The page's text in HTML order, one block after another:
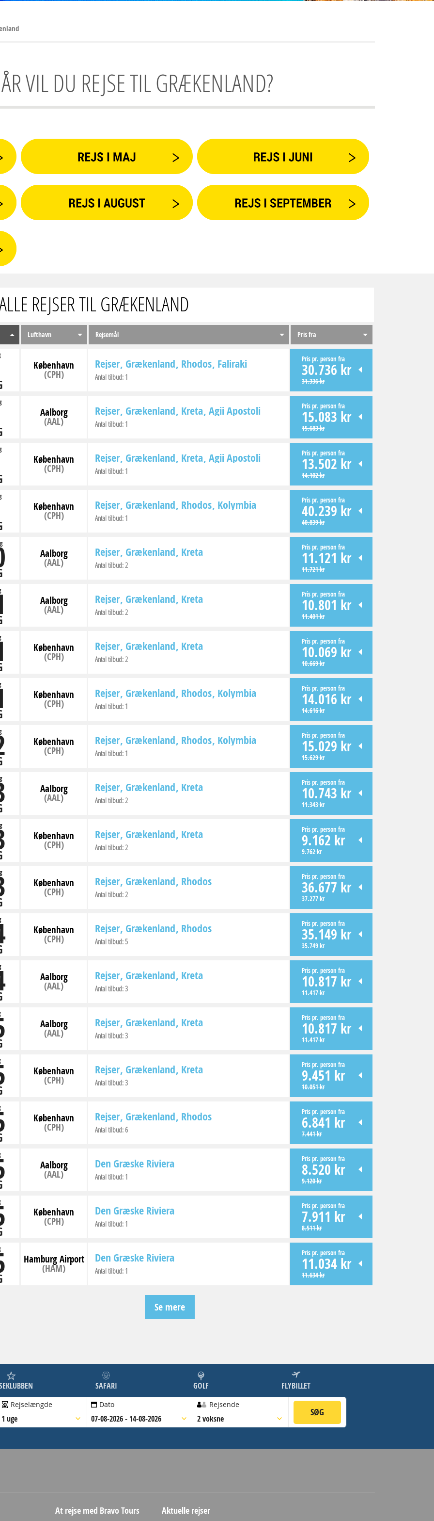
VIL DU REJSE TIL GRÆKENLAND?
REJSER TIL GRÆKENLAND
Lufthavn Rejsemål Pris fra
København
(CPH)
Rejser Grækenland Rhodos Faliraki
Antal tilbud: 1
Pris pr. person fra
30.736 kr
31.336 kr
Aalborg
(AAL)
Rejser Grækenland Kreta Agii Apostoli
Antal tilbud: 1
Pris pr. person fra
15.083 kr
15.683 kr
København
(CPH)
Rejser Grækenland Kreta Agii Apostoli
Antal tilbud: 1
Pris pr. person fra
13.502 kr
14.102 kr
København
(CPH)
Rejser Grækenland Rhodos Kolymbia
Antal tilbud: 1
Pris pr. person fra
40.239 kr
40.839 kr
Aalborg
(AAL)
Rejser Grækenland Kreta
Antal tilbud:2
Pris pr. person fra
11.121 kr
11.721 kr
Aalborg
(AAL)
Rejser Grækenland Kreta
Antal tilbud:2
Pris pr. person fra
10.801 kr
11.401 kr
København
(CPH)
Rejser Grækenland Kreta
Antal tilbud:2
Pris pr. person fra
10.069 kr
10.669 kr
København
(CPH)
Rejser Grækenland Rhodos Kolymbia
Antal tilbud: 1
Pris pr. person fra
14.016 kr
14.616 kr
København
(CPH)
Rejser Grækenland Rhodos Kolymbia
Antal tilbud: 1
Pris pr. person fra
15.029 kr
15.629 kr
Aalborg
(AAL)
Rejser Grækenland Kreta
Antal tilbud:2
Pris pr. person fra
10.743 kr
11.343 kr
København
(CPH)
Rejser Grækenland Kreta
Antal tilbud:2
Pris pr. person fra
9.162 kr
9.762 kr
København
(CPH)
Rejser Grækenland Rhodos
Antal tilbud:2
Pris pr. person fra
36.677 kr
37.277 kr
København
(CPH)
Rejser Grækenland Rhodos
Antal tilbud:5
Pris pr. person fra
35.149 kr
35.749 kr
Aalborg
(AAL)
Rejser Grækenland Kreta
Antal tilbud:3
Pris pr. person fra
10.817 kr
11.417 kr
Aalborg
(AAL)
Rejser Grækenland Kreta
Antal tilbud:3
Pris pr. person fra
10.817 kr
11.417 kr
København
(CPH)
Rejser Grækenland Kreta
Antal tilbud:3
Pris pr. person fra
9.451 kr
10.051 kr
København
(CPH)
Rejser Grækenland Rhodos
Antal tilbud:6
Pris pr. person fra
6.841 kr
7.441 kr
Aalborg
(AAL)
Den Græske Riviera
Antal tilbud: 1
Pris pr. person fra
8.520 kr
9.120 kr
København
(CPH)
Den Græske Riviera
Antal tilbud: 1
Pris pr. person fra
7.911 kr
8.511 kr
Hamburg Airport
(HAM)
Den Græske Riviera
Antal tilbud: 1
Pris pr. person fra
11.034 kr
11.634 kr
Se mere
SAFARI GOLF FLYBILLET
Rejselængde
1 uge
Dato
07-08-2026 - 14-08-2026
Rejsende
2 voksne
SØG
At rejse med Bravo Tours Aktuelle rejser